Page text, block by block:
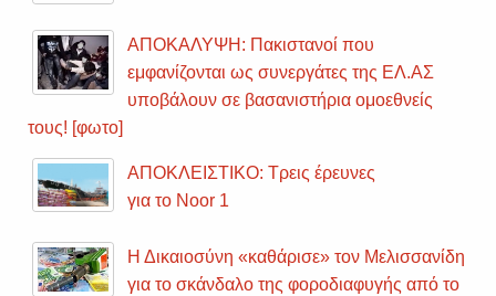
ΑΠΟΚΑΛΥΨΗ: Πακιστανοί που
εμφανίζονται ως συνεργάτες της ΕΛ.ΑΣ
υποβάλουν σε βασανιστήρια ομοεθνείς
τους! [φωτο]
ΑΠΟΚΛΕΙΣΤΙΚΟ: Τρεις έρευνες
για το Noor 1
Η Δικαιοσύνη «καθάρισε» τον Μελισσανίδη
για το σκάνδαλο της φοροδιαφυγής από το